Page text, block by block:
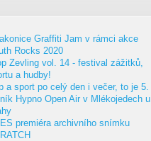
Graffiti Jam v rámci akce
Rocks 2020
Zevling vol. 14 - festival zážitků,
a hudby!
a sport po celý den i večer, to je 5.
Hypno Open Air v Mlékojedech u
premiéra archivního snímku